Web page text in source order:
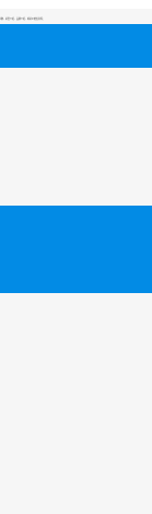
、机型介绍、品牌介绍、新机价格信息等；